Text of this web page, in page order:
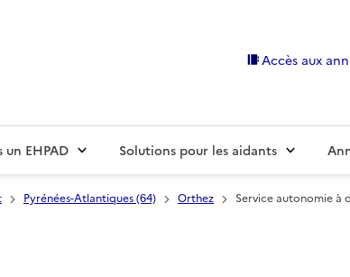
Accès aux
EHPAD Solutions pour les aidants
Pyrénées-Atlantiques (64) Orthez
Service autonomie à